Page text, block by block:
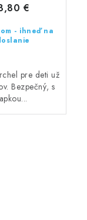
- ihneď na
€
pre deti už
Bezpečný, s